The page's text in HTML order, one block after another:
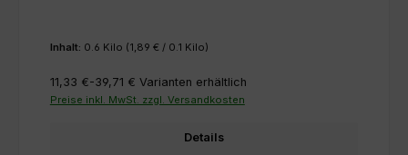
Inhalt: 0.6 Kilo (1,89 € / 0.1 Kilo)
11,33 €-39,71 € Varianten erhältlich
Preise inkl. MwSt. zzgl. Versandkosten
Details